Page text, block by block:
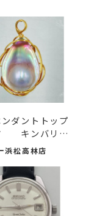
ダントトップ
キンバリー
浜松高林店